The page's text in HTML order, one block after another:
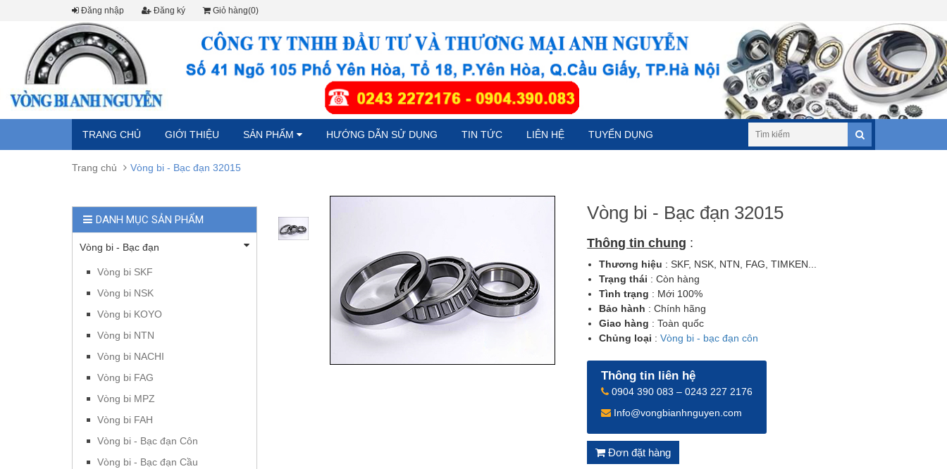
Đăng nhập Đăng ký Giỏ hàng(0)
TRANG CHỦ GIỚI THIỆU SẢN PHẨM HƯỚNG DẪN SỬ DỤNG TIN TỨC LIÊN HỆ TUYỂN DỤNG
Trang chủ Vòng bi - Bạc đạn 32015
Vòng bi - Bạc đạn 32015
Thông tin chung :
Thương hiệu : SKF, NSK, NTN, FAG, TIMKEN...
Trạng thái : Còn hàng
Tình trạng : Mới 100%
Bảo hành : Chính hãng
Giao hàng : Toàn quốc
Chủng loại :Vòng bi - bạc đạn côn
Thông tin liên hệ
0904 390 083 – 0243 227 2176
Info@vongbianhnguyen.com
Đơn đặt hàng
DANH MỤC SẢN PHẨM
Vòng bi - Bạc đạn
Vòng bi SKF
Vòng bi NSK
Vòng bi KOYO
Vòng bi NTN
Vòng bi NACHI
Vòng bi FAG
Vòng bi MPZ
Vòng bi FAH
Vòng bi - Bạc đạn Côn
Vòng bi - Bạc đạn Cầu